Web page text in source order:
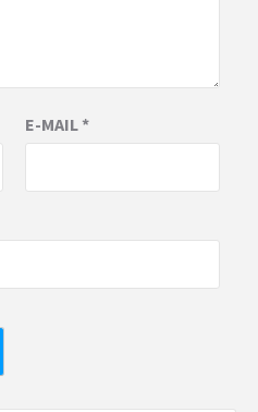
E-MAIL*